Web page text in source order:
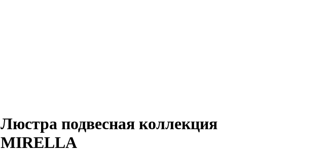
Люстра подвесная коллекция
MIRELLA